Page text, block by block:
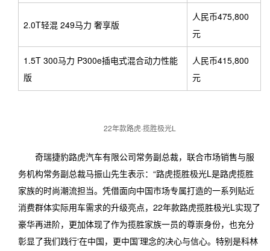
2.0T轻混 249马力 奢享版
人民币475,800
元
1.5T 300马力 P300e插电式混合动力性能
版
人民币415,800
元
22年款路虎·揽胜极光L
奇瑞捷豹路虎汽车有限公司常务副总裁，联合市场销售与服
务机构常务副总裁马振山先生表示：“路虎揽胜极光L是路虎揽胜
家族的时尚潮流担当。凭借面向中国市场专属打造的一系列贴近
消费群体实际用车需求的升级亮点，22年款路虎揽胜极光L实现了
豪华再进阶，更加体现了作为揽胜家族一员的尊崇身份，也充分
彰显了我们践行‘在中国，更中国’理念的决心与信心。特别是科林